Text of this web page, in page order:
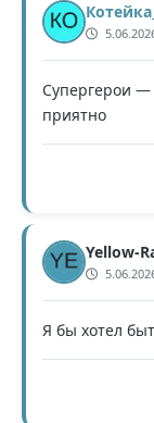
Супергерои —
приятно
Yellow-
Я бы хотел